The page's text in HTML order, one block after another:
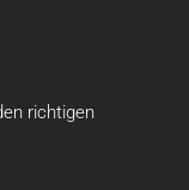
richtigen